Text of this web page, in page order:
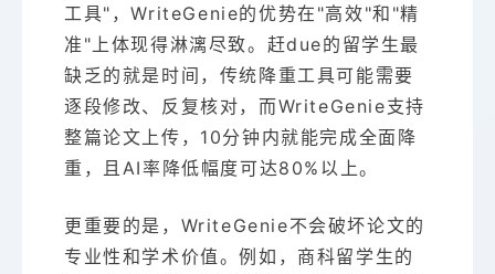
工具"，WriteGenie的优势在"高效"和"精
准"上体现得淋漓尽致。赶due的留学生最
缺乏的就是时间，传统降重工具可能需要
逐段修改、反复核对，而WriteGenie支持
整篇论文上传，10分钟内就能完成全面降
重，且AI率降低幅度可达80%以上。
更重要的是，WriteGenie不会破坏论文的
专业性和学术价值。例如，商科留学生的